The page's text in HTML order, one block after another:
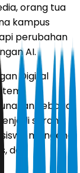
orang tua
kampus
perubahan
AI.
Digital
sebagai
sarana
mengenai
dan